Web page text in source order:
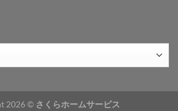
2026 © さくらホームサービス